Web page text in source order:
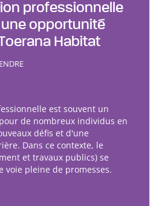
professionnelle
une opportunité
Habitat
est souvent un
de nombreux individus en
défis et d'une
Dans ce contexte, le
et travaux publics) se
voie pleine de promesses.